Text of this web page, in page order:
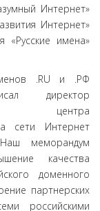
Интернет»
Интернет»
«Русские имена»
.RU и .РФ
директор
центра
сети Интернет
меморандум
качества
доменного
партнерских
российскими